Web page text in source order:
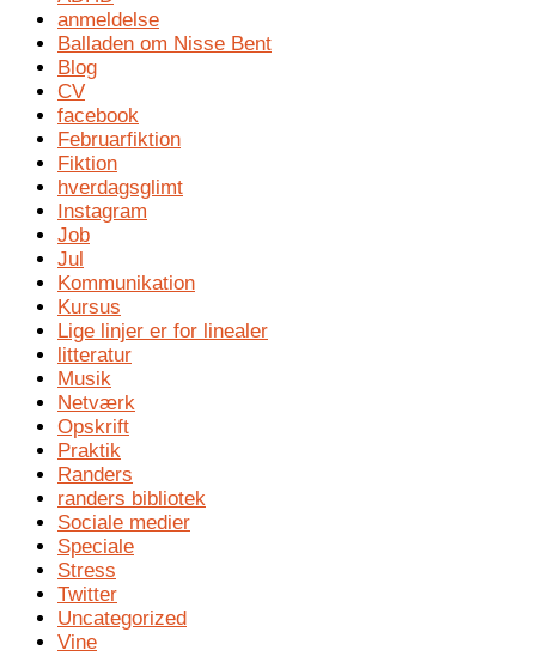
anmeldelse
Balladen om Nisse Bent
Blog
CV
facebook
Februarfiktion
Fiktion
hverdagsglimt
Instagram
Job
Jul
Kommunikation
Kursus
Lige linjer er for linealer
litteratur
Musik
Netværk
Opskrift
Praktik
Randers
randers bibliotek
Sociale medier
Speciale
Stress
Twitter
Uncategorized
Vine